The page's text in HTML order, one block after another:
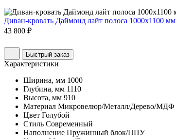
Диван-кровать Даймонд лайт полоса 1000х1100 мм
43 800 ₽
Быстрый заказ
Характеристики
Ширина, мм 1000
Глубина, мм 1110
Высота, мм 910
Материал Микровелюр/Металл/Дерево/МДФ
Цвет Голубой
Стиль Современный
Наполнение Пружинный блок/ППУ